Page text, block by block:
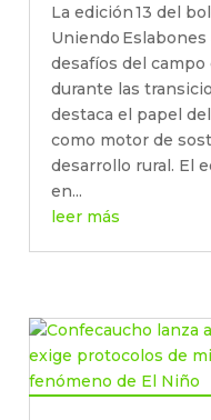
La edición 13 del
Uniendo Eslabones
desafíos del
durante las
destaca el papel
como motor de
desarrollo rural. El
en...
leer más